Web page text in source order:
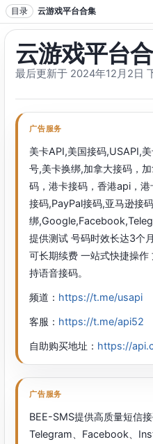
跳转到正文
目录 云游戏平台合集
云游戏平台
最后更新于 2024年12月2日
广告服务
美卡API,美国接码,USAPI,
号,美卡换绑,加拿大接码，
码，港卡接码，香港api，
接码,PayPal接码,亚马逊接
绑
提供测试 号码时效长达3个
可长期续费 一站式快捷操
持语音接码。
频道： https://t.me/usapi
客服： https://t.me/api52
自助购买地址： https://
广告服务
BEE-SMS提供高质量短信
Telegram、Facebook、